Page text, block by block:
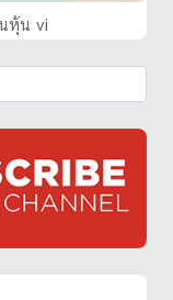
หุ้น vi